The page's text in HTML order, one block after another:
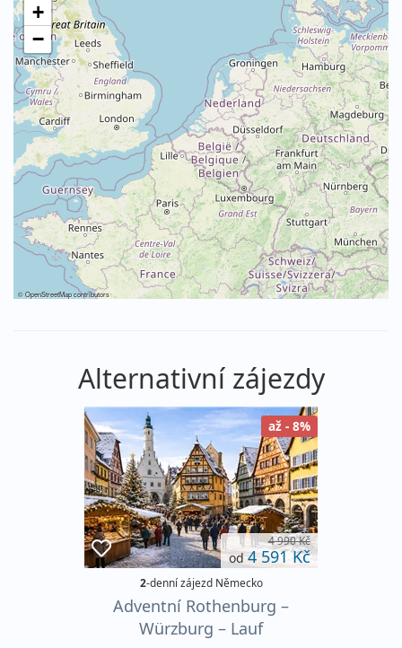
+
−
©OpenStreetMapcontributors
Alternativní zájezdy
až - 8%
4 990 Kč
od4 591 Kč
2-denní zájezd Německo
Adventní Rothenburg –
Würzburg – Lauf